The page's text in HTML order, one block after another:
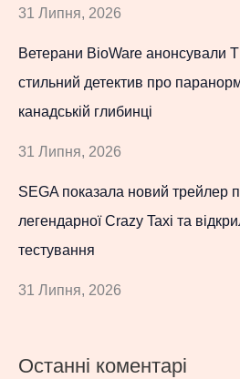
31 Липня, 2026
Ветерани BioWare анонсували
стильний детектив про
канадській глибинці
31 Липня, 2026
SEGA показала новий трейлер
легендарної Crazy Taxi та
тестування
31 Липня, 2026
Останні коментарі